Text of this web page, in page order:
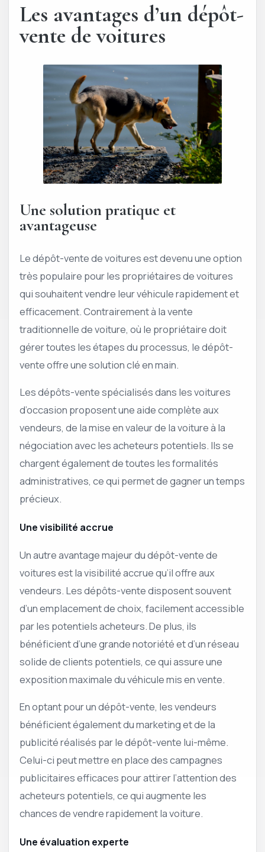
Les avantages d’un dépôt-
vente de voitures
Une solution pratique et
avantageuse
Le dépôt-vente de voitures est devenu une option
très populaire pour les propriétaires de voitures
qui souhaitent vendre leur véhicule rapidement et
efficacement. Contrairement à la vente
traditionnelle de voiture, où le propriétaire doit
gérer toutes les étapes du processus, le dépôt-
vente offre une solution clé en main.
Les dépôts-vente spécialisés dans les voitures
d’occasion proposent une aide complète aux
vendeurs, de la mise en valeur de la voiture à la
négociation avec les acheteurs potentiels. Ils se
chargent également de toutes les formalités
administratives, ce qui permet de gagner un temps
précieux.
Une visibilité accrue
Un autre avantage majeur du dépôt-vente de
voitures est la visibilité accrue qu’il offre aux
vendeurs. Les dépôts-vente disposent souvent
d’un emplacement de choix, facilement accessible
par les potentiels acheteurs. De plus, ils
bénéficient d’une grande notoriété et d’un réseau
solide de clients potentiels, ce qui assure une
exposition maximale du véhicule mis en vente.
En optant pour un dépôt-vente, les vendeurs
bénéficient également du marketing et de la
publicité réalisés par le dépôt-vente lui-même.
Celui-ci peut mettre en place des campagnes
publicitaires efficaces pour attirer l’attention des
acheteurs potentiels, ce qui augmente les
chances de vendre rapidement la voiture.
Une évaluation experte